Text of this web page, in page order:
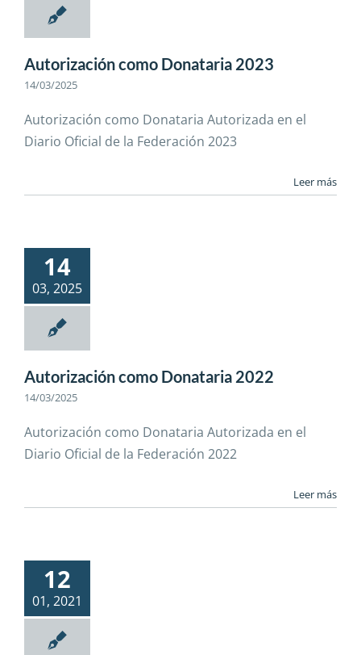
Autorización como Donataria 2023
14/03/2025
Autorización como Donataria Autorizada en el
Diario Oficial de la Federación 2023
Leer más
14
03, 2025
Autorización como Donataria 2022
14/03/2025
Autorización como Donataria Autorizada en el
Diario Oficial de la Federación 2022
Leer más
12
01, 2021